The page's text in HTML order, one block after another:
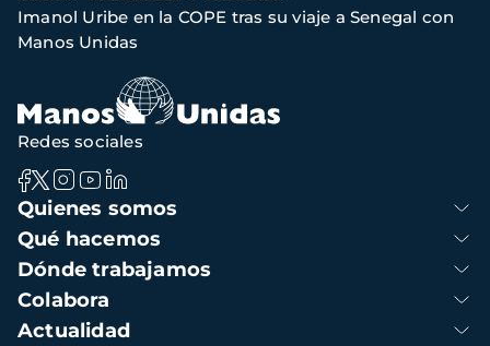
de
navegación
Imanol Uribe en la COPE tras su viaje a Senegal con
Manos Unidas
Navegación
principal
Quienes somos
Qué hacemos
Dónde trabajamos
Colabora
Actualidad
Redes sociales